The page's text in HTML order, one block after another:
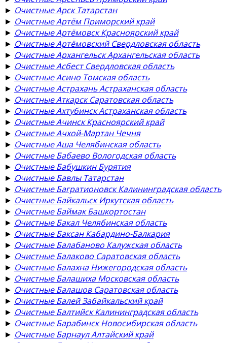
► Очистные Арск Татарстан
► Очистные Артём Приморский край
► Очистные Артёмовск Красноярский край
► Очистные Артёмовский Свердловская область
► Очистные Архангельск Архангельская область
► Очистные Асбест Свердловская область
► Очистные Асино Томская область
► Очистные Астрахань Астраханская область
► Очистные Аткарск Саратовская область
► Очистные Ахтубинск Астраханская область
► Очистные Ачинск Красноярский край
► Очистные Ачхой-Мартан Чечня
► Очистные Аша Челябинская область
► Очистные Бабаево Вологодская область
► Очистные Бабушкин Бурятия
► Очистные Бавлы Татарстан
► Очистные Багратионовск Калининградская область
► Очистные Байкальск Иркутская область
► Очистные Баймак Башкортостан
► Очистные Бакал Челябинская область
► Очистные Баксан Кабардино-Балкария
► Очистные Балабаново Калужская область
► Очистные Балаково Саратовская область
► Очистные Балахна Нижегородская область
► Очистные Балашиха Московская область
► Очистные Балашов Саратовская область
► Очистные Балей Забайкальский край
► Очистные Балтийск Калининградская область
► Очистные Барабинск Новосибирская область
► Очистные Барнаул Алтайский край